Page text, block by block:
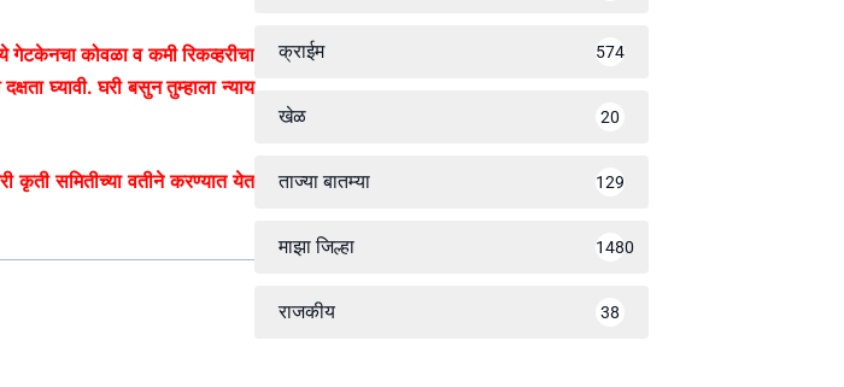
गेटकेनचा कोवळा व कमी रिकव्हरीचा
घ्यावी. घरी बसुन तुम्हाला न्याय
कृती समितीच्या वतीने करण्यात येत
क्राईम 574
खेळ 20
ताज्या बातम्या 129
माझा जिल्हा 1480
राजकीय 38